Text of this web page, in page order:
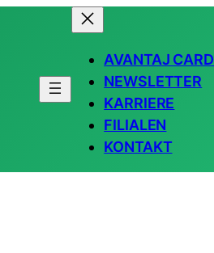
AVANTAJ CARD
NEWSLETTER
KARRIERE
FILIALEN
KONTAKT